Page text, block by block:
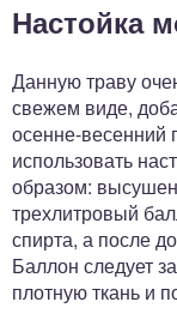
Настойка
Данную траву
свежем виде,
осенне-весенний
использовать
образом:
трехлитровый
спирта, а после
Баллон следует
плотную ткань и